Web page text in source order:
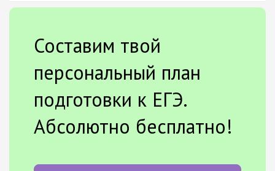
Составим твой
персональный план
подготовки к ЕГЭ.
Абсолютно бесплатно!